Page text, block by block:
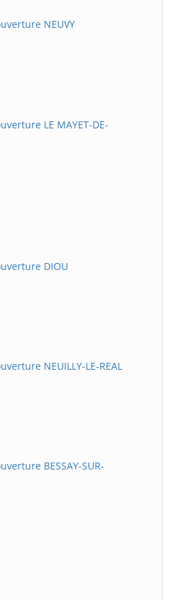
NEUVY
LE MAYET-DE-
DIOU
NEUILLY-LE-REAL
BESSAY-SUR-